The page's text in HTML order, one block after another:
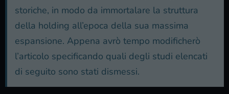
storiche, in modo da immortalare la struttura
della holding all’epoca della sua massima
espansione. Appena avrò tempo modificherò
l’articolo specificando quali degli studi elencati
di seguito sono stati dismessi.